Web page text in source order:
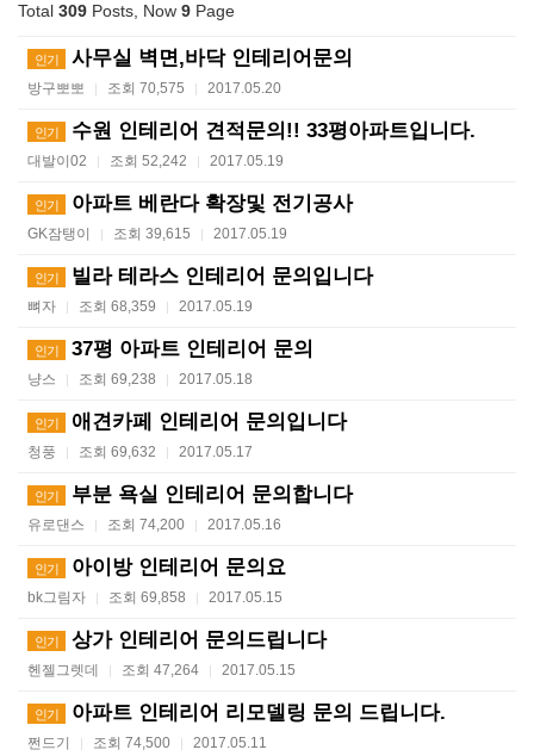
Total 309 Posts, Now 9 Page
인기 사무실 벽면,바닥 인테리어문의
방구뽀뽀 | 조회 70,575 | 2017.05.20
인기 수원 인테리어 견적문의!! 33평아파트입니다.
대발이02 | 조회 52,242 | 2017.05.19
인기 아파트 베란다 확장및 전기공사
GK잠탱이 | 조회 39,615 | 2017.05.19
인기 빌라 테라스 인테리어 문의입니다
뼈자 | 조회 68,359 | 2017.05.19
인기 37평 아파트 인테리어 문의
냥스 | 조회 69,238 | 2017.05.18
인기 애견카페 인테리어 문의입니다
청풍 | 조회 69,632 | 2017.05.17
인기 부분 욕실 인테리어 문의합니다
유로댄스 | 조회 74,200 | 2017.05.16
인기 아이방 인테리어 문의요
bk그림자 | 조회 69,858 | 2017.05.15
인기 상가 인테리어 문의드립니다
헨젤그렛데 | 조회 47,264 | 2017.05.15
인기 아파트 인테리어 리모델링 문의 드립니다.
쩐드기 | 조회 74,500 | 2017.05.11